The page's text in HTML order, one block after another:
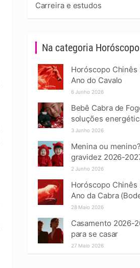
Carreira e estudos
Na categoria
Horóscopo
Ano do Cavalo
6 Junho 2026
Bebê Cabra de
soluções
3 Junho 2026
Menina ou
gravidez 2026-
2 Junho 2026
Horóscopo
Ano da Cabra
28 Maio 2026
Casamento 2026-
para se casar
27 Maio 2026